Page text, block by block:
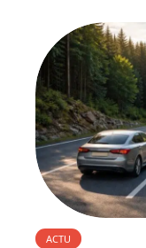
ACTU